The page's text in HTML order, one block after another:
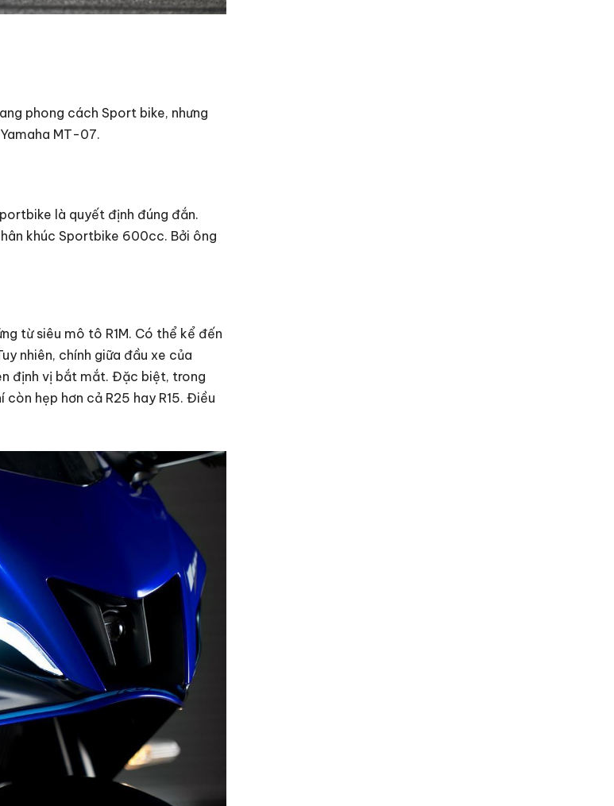
phong cách Sport bike, nhưng
MT-07.
là quyết định đúng đắn.
khúc Sportbike 600cc. Bởi ông
từ siêu mô tô R1M. Có thể kể đến
nhiên, chính giữa đầu xe của
định vị bắt mắt. Đặc biệt, trong
hẹp hơn cả R25 hay R15. Điều